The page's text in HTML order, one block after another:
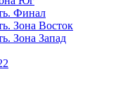
Финал
Зона Восток
Зона Запад